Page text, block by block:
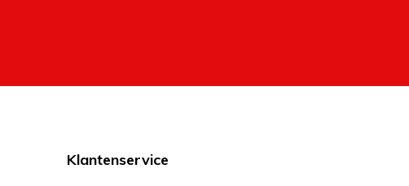
Klantenservice